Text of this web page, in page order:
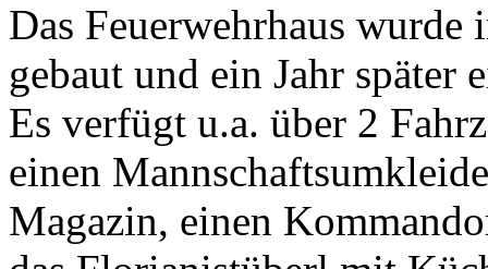
Das Feuerwehrhaus wurde
gebaut und ein Jahr später
Es verfügt u.a. über 2
einen
Magazin, einen